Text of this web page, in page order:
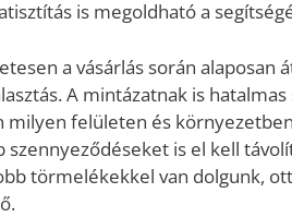
is megoldható a
a vásárlás során alaposan
A mintázatnak is
milyen felületen és
szennyeződéseket is el kell
törmelékekkel van dolgunk,